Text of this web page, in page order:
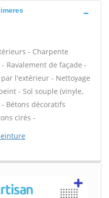
- Charpente
Ravalement de façade -
l'extérieur - Nettoyage
- Sol souple (vinyle,
- Bétons décoratifs
cirés -